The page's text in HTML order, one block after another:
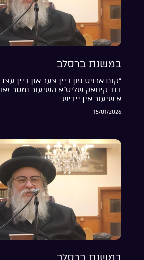
במשנת ברסלב
“קום ארויס פון דיין צער און דיין
דוד קיוואק שליט”א השיעור נמסר
א שיעור אין יידיש
15/01/2026
במשנת ברסלב